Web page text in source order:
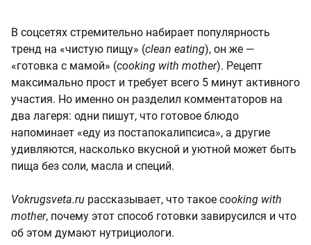
В соцсетях стремительно набирает популярность
тренд на «чистую пищу» (clean eating), он же —
«готовка с мамой» (cooking with mother). Рецепт
максимально прост и требует всего 5 минут активного
участия. Но именно он разделил комментаторов на
два лагеря: одни пишут, что готовое блюдо
напоминает «еду из постапокалипсиса», а другие
удивляются, насколько вкусной и уютной может быть
пища без соли, масла и специй.
Vokrugsveta.ru рассказывает, что такое cooking with
mother, почему этот способ готовки завирусился и что
об этом думают нутрициологи.